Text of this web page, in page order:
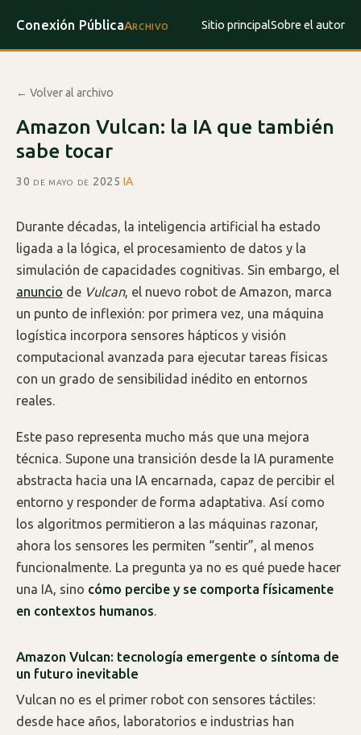
Conexión PúblicaArchivo Sitio principalSobre el autor
← Volver al archivo
Amazon Vulcan: la IA que también
sabe tocar
30 de mayo de 2025·IA
Durante décadas, la inteligencia artificial ha estado
ligada a la lógica, el procesamiento de datos y la
simulación de capacidades cognitivas. Sin embargo, el
anuncio de Vulcan, el nuevo robot de Amazon, marca
un punto de inflexión: por primera vez, una máquina
logística incorpora sensores hápticos y visión
computacional avanzada para ejecutar tareas físicas
con un grado de sensibilidad inédito en entornos
reales.
Este paso representa mucho más que una mejora
técnica. Supone una transición desde la IA puramente
abstracta hacia una IA encarnada, capaz de percibir el
entorno y responder de forma adaptativa. Así como
los algoritmos permitieron a las máquinas razonar,
ahora los sensores les permiten “sentir”, al menos
funcionalmente. La pregunta ya no es qué puede hacer
una IA, sino cómo percibe y se comporta físicamente
en contextos humanos.
Amazon Vulcan: tecnología emergente o síntoma de
un futuro inevitable
Vulcan no es el primer robot con sensores táctiles:
desde hace años, laboratorios e industrias han